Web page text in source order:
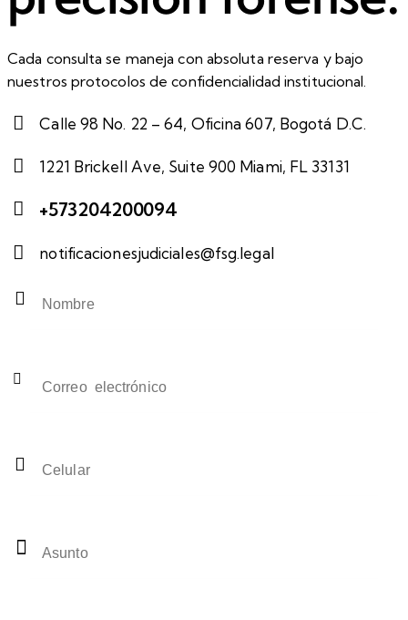
Cada consulta se maneja con absoluta reserva y bajo
nuestros protocolos de confidencialidad institucional.
Calle 98 No. 22 – 64, Oficina 607, Bogotá D.C.
1221 Brickell Ave, Suite 900 Miami, FL 33131
+573204200094
notificacionesjudiciales@fsg.legal